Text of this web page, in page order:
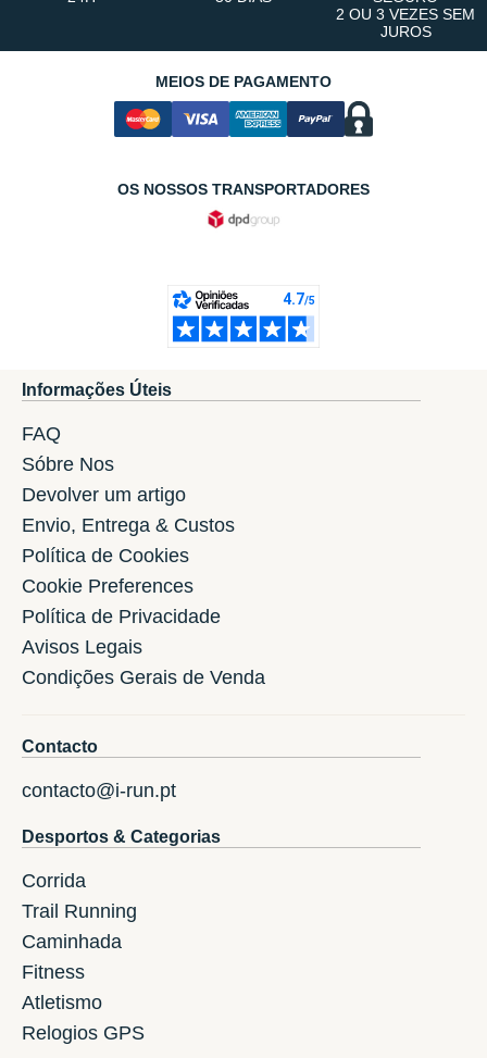
2 OU 3 VEZES SEM
JUROS
MEIOS DE PAGAMENTO
OS NOSSOS TRANSPORTADORES
Informações Úteis
FAQ
Sóbre Nos
Devolver um artigo
Envio, Entrega & Custos
Política de Cookies
Cookie Preferences
Política de Privacidade
Avisos Legais
Condições Gerais de Venda
Contacto
contacto@i-run.pt
Desportos & Categorias
Corrida
Trail Running
Caminhada
Fitness
Atletismo
Relogios GPS